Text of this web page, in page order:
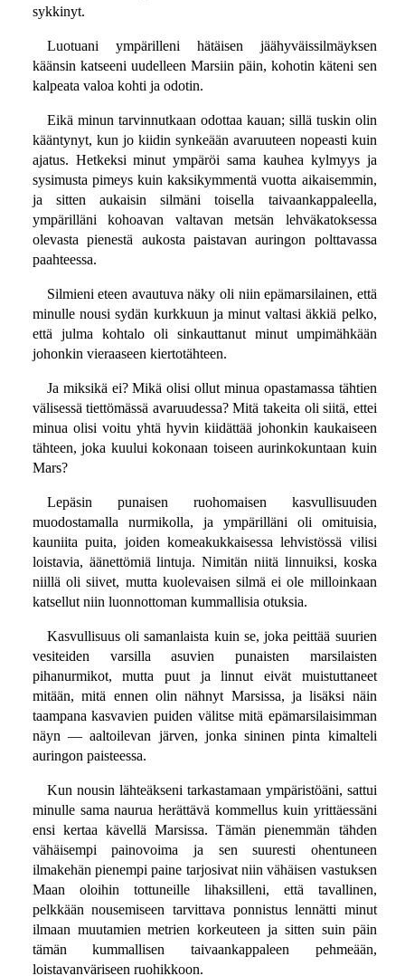
sykkinyt.
Luotuani ympärilleni hätäisen jäähyväissilmäyksen
käänsin katseeni uudelleen Marsiin päin, kohotin käteni sen
kalpeata valoa kohti ja odotin.
Eikä minun tarvinnutkaan odottaa kauan; sillä tuskin olin
kääntynyt, kun jo kiidin synkeään avaruuteen nopeasti kuin
ajatus. Hetkeksi minut ympäröi sama kauhea kylmyys ja
sysimusta pimeys kuin kaksikymmentä vuotta aikaisemmin,
ja sitten aukaisin silmäni toisella taivaankappaleella,
ympärilläni kohoavan valtavan metsän lehväkatoksessa
olevasta pienestä aukosta paistavan auringon polttavassa
paahteessa.
Silmieni eteen avautuva näky oli niin epämarsilainen, että
minulle nousi sydän kurkkuun ja minut valtasi äkkiä pelko,
että julma kohtalo oli sinkauttanut minut umpimähkään
johonkin vieraaseen kiertotähteen.
Ja miksikä ei? Mikä olisi ollut minua opastamassa tähtien
välisessä tiettömässä avaruudessa? Mitä takeita oli siitä, ettei
minua olisi voitu yhtä hyvin kiidättää johonkin kaukaiseen
tähteen, joka kuului kokonaan toiseen aurinkokuntaan kuin
Mars?
Lepäsin punaisen ruohomaisen kasvullisuuden
muodostamalla nurmikolla, ja ympärilläni oli omituisia,
kauniita puita, joiden komeakukkaisessa lehvistössä vilisi
loistavia, äänettömiä lintuja. Nimitän niitä linnuiksi, koska
niillä oli siivet, mutta kuolevaisen silmä ei ole milloinkaan
katsellut niin luonnottoman kummallisia otuksia.
Kasvullisuus oli samanlaista kuin se, joka peittää suurien
vesiteiden varsilla asuvien punaisten marsilaisten
pihanurmikot, mutta puut ja linnut eivät muistuttaneet
mitään, mitä ennen olin nähnyt Marsissa, ja lisäksi näin
taampana kasvavien puiden välitse mitä epämarsilaisimman
näyn — aaltoilevan järven, jonka sininen pinta kimalteli
auringon paisteessa.
Kun nousin lähteäkseni tarkastamaan ympäristöäni, sattui
minulle sama naurua herättävä kommellus kuin yrittäessäni
ensi kertaa kävellä Marsissa. Tämän pienemmän tähden
vähäisempi painovoima ja sen suuresti ohentuneen
ilmakehän pienempi paine tarjosivat niin vähäisen vastuksen
Maan oloihin tottuneille lihaksilleni, että tavallinen,
pelkkään nousemiseen tarvittava ponnistus lennätti minut
ilmaan muutamien metrien korkeuteen ja sitten suin päin
tämän kummallisen taivaankappaleen pehmeään,
loistavanväriseen ruohikkoon.